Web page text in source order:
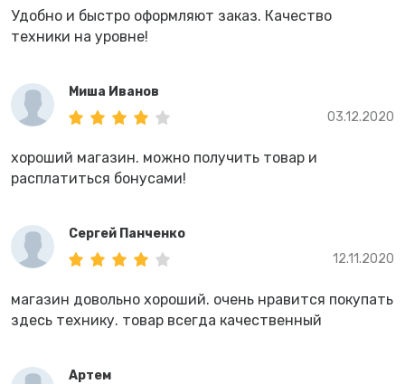
Удобно и быстро оформляют заказ. Качество
техники на уровне!
Миша Иванов
03.12.2020
хороший магазин. можно получить товар и
расплатиться бонусами!
Сергей Панченко
12.11.2020
магазин довольно хороший. очень нравится покупать
здесь технику. товар всегда качественный
Артем